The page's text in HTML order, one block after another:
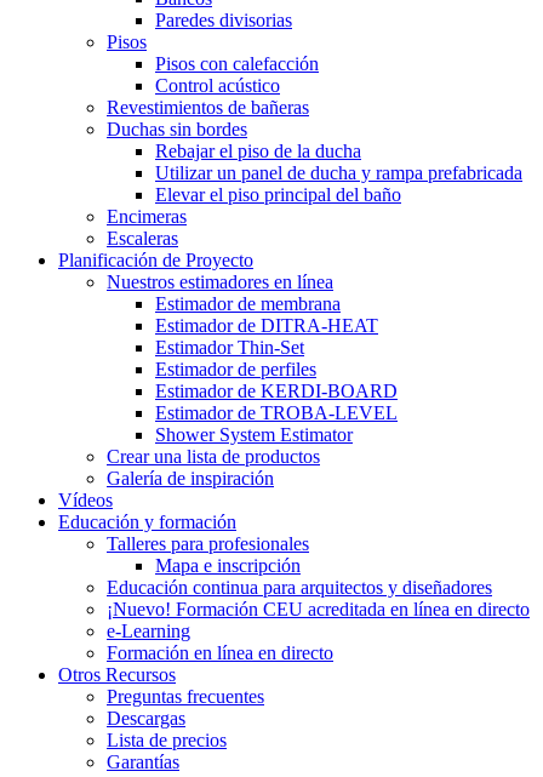
Paredes divisorias
Pisos
Pisos con calefacción
Control acústico
Revestimientos de bañeras
Duchas sin bordes
Rebajar el piso de la ducha
Utilizar un panel de ducha y rampa prefabricada
Elevar el piso principal del baño
Encimeras
Escaleras
Planificación de Proyecto
Nuestros estimadores en línea
Estimador de membrana
Estimador de DITRA-HEAT
Estimador Thin-Set
Estimador de perfiles
Estimador de KERDI-BOARD
Estimador de TROBA-LEVEL
Shower System Estimator
Crear una lista de productos
Galería de inspiración
Vídeos
Educación y formación
Talleres para profesionales
Mapa e inscripción
Educación continua para arquitectos y diseñadores
¡Nuevo! Formación CEU acreditada en línea en directo
e-Learning
Formación en línea en directo
Otros Recursos
Preguntas frecuentes
Descargas
Lista de precios
Garantías